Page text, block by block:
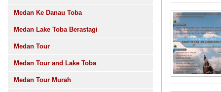
Medan Ke Danau Toba
Medan Lake Toba Berastagi
Medan Tour
Medan Tour and Lake Toba
Medan Tour Murah